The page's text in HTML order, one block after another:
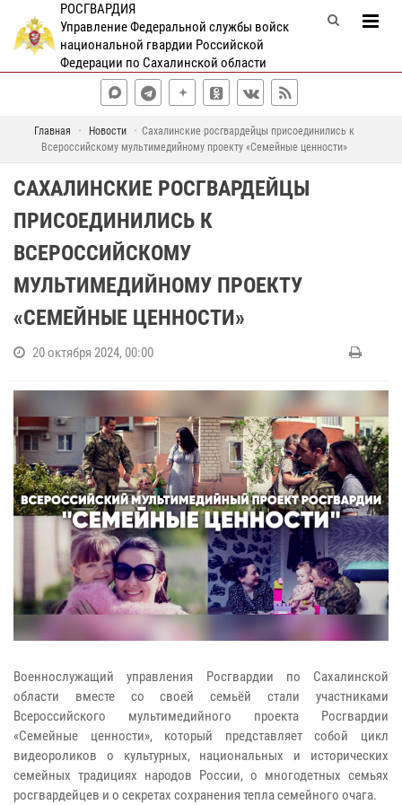
РОСГВАРДИЯ
Управление Федеральной службы войск
национальной гвардии Российской
Федерации по Сахалинской области
Главная Новости
Сахалинские росгвардейцы присоединились к
Всероссийскому мультимедийному проекту «Семейные ценности»
САХАЛИНСКИЕ РОСГВАРДЕЙЦЫ
ПРИСОЕДИНИЛИСЬ К
ВСЕРОССИЙСКОМУ
МУЛЬТИМЕДИЙНОМУ ПРОЕКТУ
«СЕМЕЙНЫЕ ЦЕННОСТИ»
20 октября 2024, 00:00
Военнослужащий управления Росгвардии по Сахалинской
области вместе со своей семьёй стали участниками
Всероссийского мультимедийного проекта Росгвардии
«Семейные ценности», который представляет собой цикл
видеороликов о культурных, национальных и исторических
семейных традициях народов России, о многодетных семьях
росгвардейцев и о секретах сохранения тепла семейного очага.